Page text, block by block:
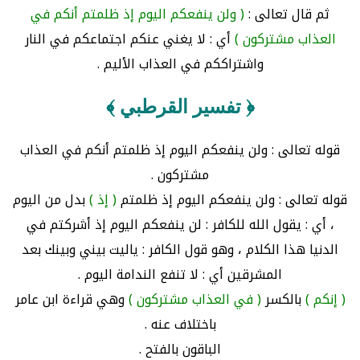
ثم قال تعالى :( ولن ينفعكم اليوم إذ ظلمتم أنكم في
العذاب مشتركون )أي : لا يغني عنكم اجتماعكم في النار
واشتراككم في العذاب الأليم .
﴿ تفسير القرطبي ﴾
قوله تعالى : ولن ينفعكم اليوم إذ ظلمتم أنكم في العذاب
مشتركون .
قوله تعالى : ولن ينفعكم اليوم إذ ظلمتم( إذ )بدل من اليوم
، أي : يقول الله للكافر : لن ينفعكم اليوم إذ أشركتم في
الدنيا هذا الكلام ، وهو قول الكافر : ياليت بيني وبينك بعد
المشرقين أي : لا تنفع الندامة اليوم .
( إنكم )بالكسر( في العذاب مشتركون )وهي قراءة ابن عامر
باختلاف عنه .
الباقون بالفتح .